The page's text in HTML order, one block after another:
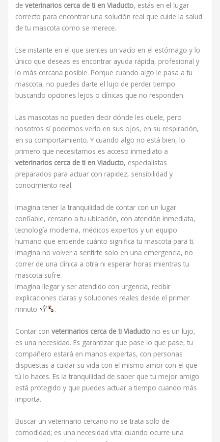
deveterinarios cerca de ti en Viaducto, estás en el lugar
correcto para encontrar una solución real que cuide la salud
de tu mascota como se merece.
Ese instante en el que sientes un vacío en el estómago y lo
único que deseas es encontrar ayuda rápida, profesional y
lo más cercana posible. Porque cuando algo le pasa a tu
mascota, no puedes darte el lujo de perder tiempo
buscando opciones lejos o clínicas que no responden.
Las mascotas no pueden decir dónde les duele, pero
nosotros sí podemos verlo en sus ojos, en su respiración,
en su comportamiento. Y cuando algo no está bien, lo
primero que necesitamos es acceso inmediato a
veterinarios cerca de ti en Viaducto, especialistas
preparados para actuar con rapidez, sensibilidad y
conocimiento real.
Imagina tener la tranquilidad de contar con un lugar
confiable, cercano a tu ubicación, con atención inmediata,
tecnología moderna, médicos expertos y un equipo
humano que entiende cuánto significa tu mascota para ti.
Imagina no volver a sentirte solo en una emergencia, no
correr de una clínica a otra ni esperar horas mientras tu
mascota sufre.
Imagina llegar y ser atendido con urgencia, recibir
explicaciones claras y soluciones reales desde el primer
minuto
.
Contar conveterinarios cerca de ti Viaducto no es un lujo,
es una necesidad. Es garantizar que pase lo que pase, tu
compañero estará en manos expertas, con personas
dispuestas a cuidar su vida con el mismo amor con el que
tú lo haces. Es la tranquilidad de saber que tu mejor amigo
está protegido y que puedes actuar a tiempo cuando más
importa.
Buscar un veterinario cercano no se trata solo de
comodidad; es una necesidad vital cuando ocurre una